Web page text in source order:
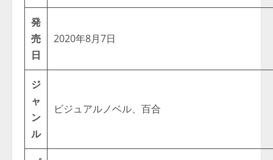
発
売
日
2020年8月7日
ジ
ャ
ン
ル
ビジュアルノベル、百合